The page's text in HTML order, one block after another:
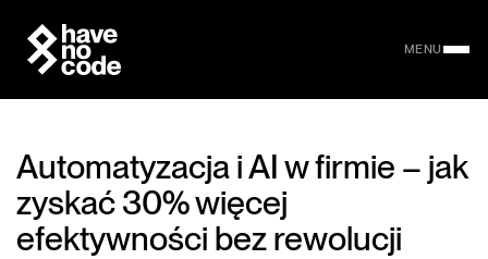
MENU
Automatyzacja i AI w firmie – jak
zyskać 30% więcej
efektywności bez rewolucji